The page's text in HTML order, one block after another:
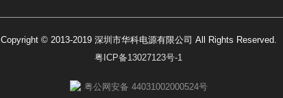
Copyright © 2013-2019 深圳市华科电源有限公司 All Rights Reserved.
粤ICP备13027123号-1
粤公网安备 44031002000524号